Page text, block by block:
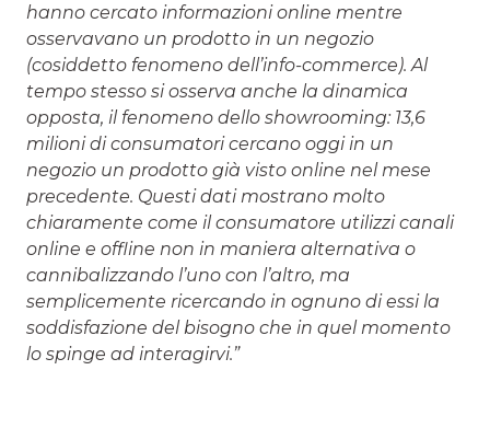
hanno cercato informazioni online mentre
osservavano un prodotto in un negozio
(cosiddetto fenomeno dell’info-commerce). Al
tempo stesso si osserva anche la dinamica
opposta, il fenomeno dello showrooming: 13,6
milioni di consumatori cercano oggi in un
negozio un prodotto già visto online nel mese
precedente. Questi dati mostrano molto
chiaramente come il consumatore utilizzi canali
online e offline non in maniera alternativa o
cannibalizzando l’uno con l’altro, ma
semplicemente ricercando in ognuno di essi la
soddisfazione del bisogno che in quel momento
lo spinge ad interagirvi.”